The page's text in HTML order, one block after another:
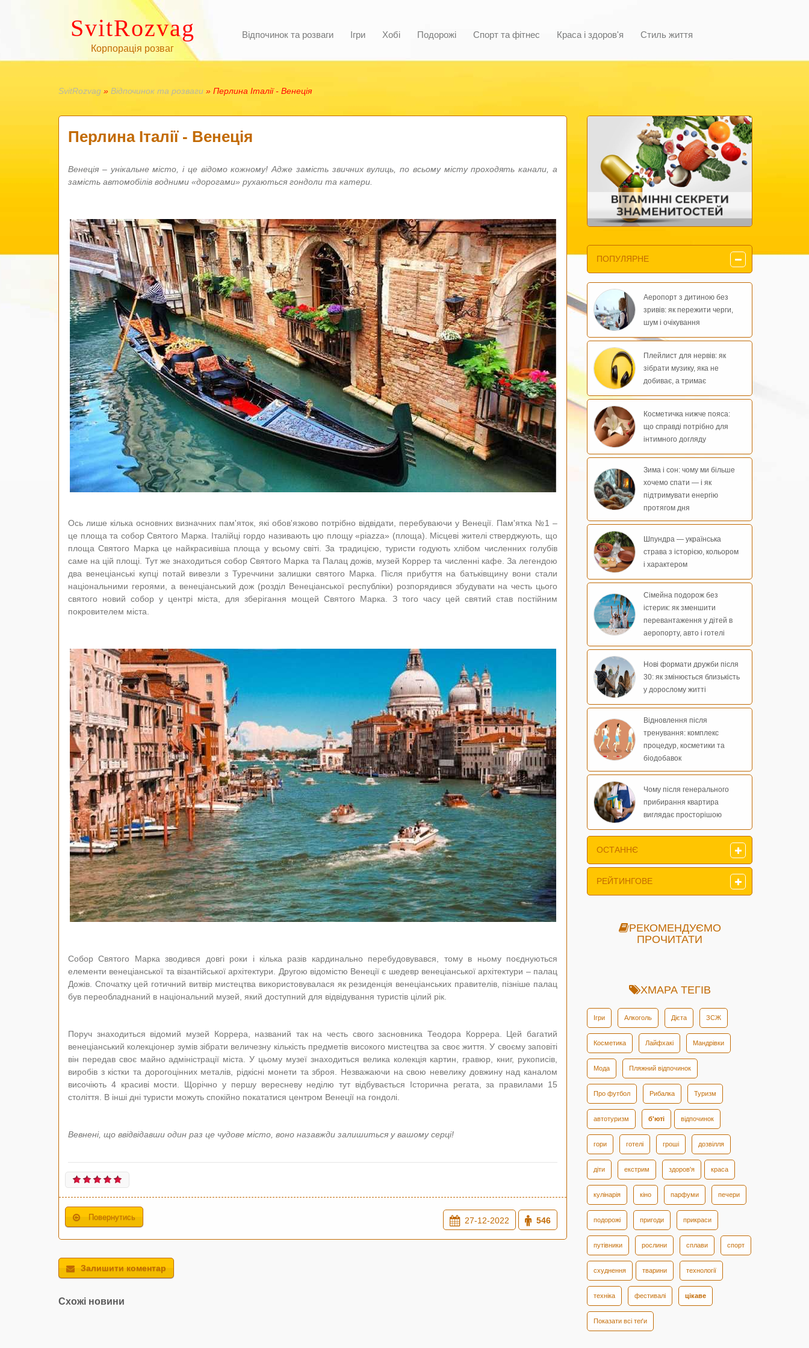
SvitRozvag
Корпорація розваг
Відпочинок та розваги Ігри Хобі Подорожі Спорт та фітнес Краса і здоров'я Стиль життя
SvitRozvag » Відпочинок та розваги » Перлина Італії - Венеція
Перлина Італії - Венеція
Венеція – унікальне місто, і це відомо кожному! Адже замість звичних вулиць, по всьому місту проходять канали, а
замість автомобілів водними «дорогами» рухаються гондоли та катери.
Ось лише кілька основних визначних пам'яток, які обов'язково потрібно відвідати, перебуваючи у Венеції. Пам'ятка №1 –
це площа та собор Святого Марка. Італійці гордо називають цю площу «piazza» (площа). Місцеві жителі стверджують, що
площа Святого Марка це найкрасивіша площа у всьому світі. За традицією, туристи годують хлібом численних голубів
саме на цій площі. Тут же знаходиться собор Святого Марка та Палац дожів, музей Коррер та численні кафе. За легендою
два венеціанські купці потай вивезли з Туреччини залишки святого Марка. Після прибуття на батьківщину вони стали
національними героями, а венеціанський дож (розділ Венеціанської республіки) розпорядився збудувати на честь цього
святого новий собор у центрі міста, для зберігання мощей Святого Марка. З того часу цей святий став постійним
покровителем міста.
Собор Святого Марка зводився довгі роки і кілька разів кардинально перебудовувався, тому в ньому поєднуються
елементи венеціанської та візантійської архітектури. Другою відомістю Венеції є шедевр венеціанської архітектури – палац
Дожів. Спочатку цей готичний витвір мистецтва використовувалася як резиденція венеціанських правителів, пізніше палац
був переобладнаний в національний музей, який доступний для відвідування туристів цілий рік.
Поруч знаходиться відомий музей Коррера, названий так на честь свого засновника Теодора Коррера. Цей багатий
венеціанський колекціонер зумів зібрати величезну кількість предметів високого мистецтва за своє життя. У своєму заповіті
він передав своє майно адміністрації міста. У цьому музеї знаходиться велика колекція картин, гравюр, книг, рукописів,
виробів з кістки та дорогоцінних металів, рідкісні монети та зброя. Незважаючи на свою невелику довжину над каналом
височіють 4 красиві мости. Щорічно у першу вересневу неділю тут відбувається Історична регата, за правилами 15
століття. В інші дні туристи можуть спокійно покататися центром Венеції на гондолі.
Вевнені, що ввідвідавши один раз це чудове місто, воно назавжди залишиться у вашому серці!
Повернутись 27-12-2022 546
Залишити коментар
Схожі новини
ПОПУЛЯРНЕ
Аеропорт з дитиною без
зривів: як пережити черги,
шум і очікування
Плейлист для нервів: як
зібрати музику, яка не
добиває, а тримає
Косметичка нижче пояса:
що справді потрібно для
інтимного догляду
Зима і сон: чому ми більше
хочемо спати — і як
підтримувати енергію
протягом дня
Шпундра — українська
страва з історією, кольором
і характером
Сімейна подорож без
істерик: як зменшити
перевантаження у дітей в
аеропорту, авто і готелі
Нові формати дружби після
30: як змінюється близькість
у дорослому житті
Відновлення після
тренування: комплекс
процедур, косметики та
біодобавок
Чому після генерального
прибирання квартира
виглядає просторішою
ОСТАННЄ
РЕЙТИНГОВЕ
РЕКОМЕНДУЄМО
ПРОЧИТАТИ
ХМАРА ТЕГІВ
Ігри Алкоголь Дієта ЗСЖ
Косметика Лайфхакі Мандрівки
Мода Пляжний відпочинок
Про футбол Рибалка Туризм
автотуризм б'юті відпочинок
гори готелі гроші дозвілля
діти екстрим здоров'я краса
кулінарія кіно парфуми печери
подорожі пригоди прикраси
путівники рослини сплави спорт
схуднення тварини технології
техніка фестивалі цікаве
Показати всі теґи